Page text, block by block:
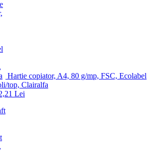
Hartie copiator, A4, 80 g/mp, FSC, Ecolabel
top, Clairalfa
Lei